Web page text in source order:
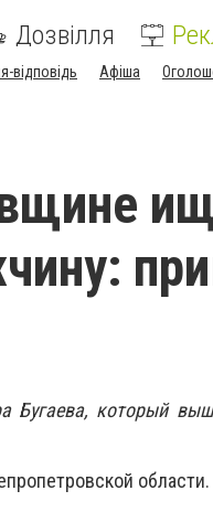
Дозвілля
відповідь Афіша
Бугаева, который
области.